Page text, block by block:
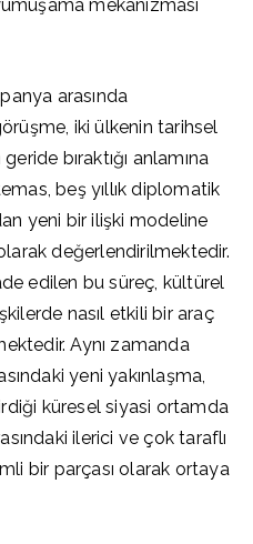
mekanizması
arasında
iki ülkenin tarihsel
bıraktığı anlamına
beş yıllık diplomatik
yeni bir ilişki modeline
değerlendirilmektedir.
edilen bu süreç, kültürel
nasıl etkili bir araç
Aynı zamanda
yeni yakınlaşma,
küresel siyasi ortamda
ilerici ve çok taraflı
bir parçası olarak ortaya